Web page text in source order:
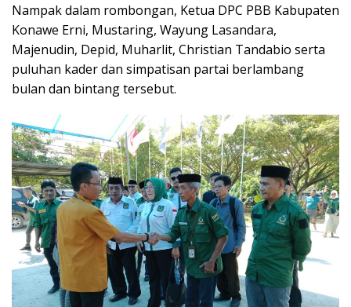
Nampak dalam rombongan, Ketua DPC PBB Kabupaten
Konawe Erni, Mustaring, Wayung Lasandara,
Majenudin, Depid, Muharlit, Christian Tandabio serta
puluhan kader dan simpatisan partai berlambang
bulan dan bintang tersebut.